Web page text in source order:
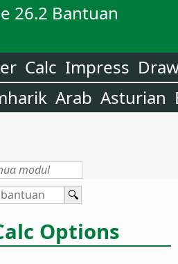
26.2 Bantuan
Calc Impress
Arab Asturian
Options